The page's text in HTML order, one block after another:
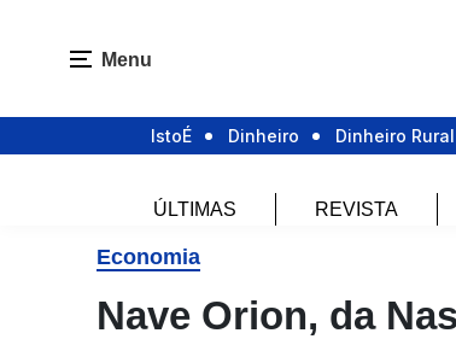
Menu
IstoÉ Dinheiro Dinheiro Rural
ÚLTIMAS REVISTA
Economia
Nave Orion, da